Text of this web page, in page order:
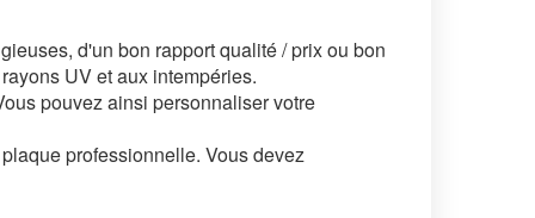
d'un bon rapport qualité / prix ou bon
UV et aux intempéries.
pouvez ainsi personnaliser votre
professionnelle. Vous devez